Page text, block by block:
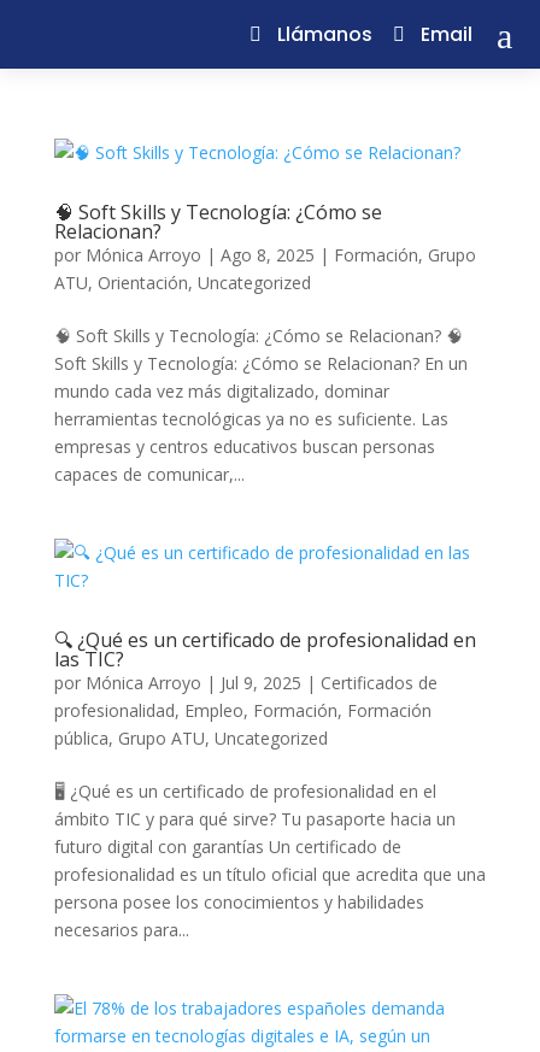
Llámanos Email a
🧠 Soft Skills y Tecnología: ¿Cómo se
Relacionan?
por Mónica Arroyo | Ago 8, 2025 | Formación, Grupo
ATU, Orientación, Uncategorized
🧠 Soft Skills y Tecnología: ¿Cómo se Relacionan? 🧠
Soft Skills y Tecnología: ¿Cómo se Relacionan? En un
mundo cada vez más digitalizado, dominar
herramientas tecnológicas ya no es suficiente. Las
empresas y centros educativos buscan personas
capaces de comunicar,...
🔍 ¿Qué es un certificado de profesionalidad en
las TIC?
por Mónica Arroyo | Jul 9, 2025 | Certificados de
profesionalidad, Empleo, Formación, Formación
pública, Grupo ATU, Uncategorized
🖥️ ¿Qué es un certificado de profesionalidad en el
ámbito TIC y para qué sirve? Tu pasaporte hacia un
futuro digital con garantías Un certificado de
profesionalidad es un título oficial que acredita que una
persona posee los conocimientos y habilidades
necesarios para...